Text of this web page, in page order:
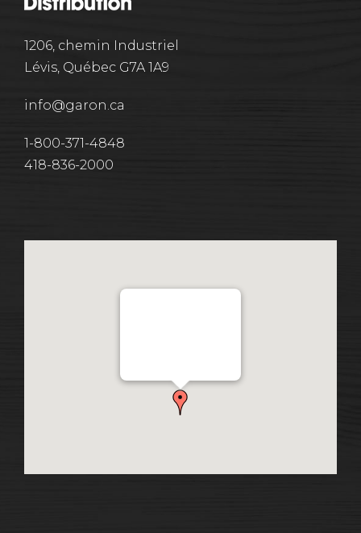
1206, chemin Industriel
Lévis, Québec G7A 1A9
info@garon.ca
1-800-371-4848
418-836-2000